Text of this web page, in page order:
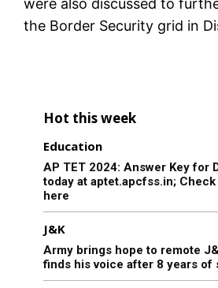
were also discussed to
the Border Security grid in
Hot this week
Education
AP TET 2024: Answer Key for
today at aptet.apcfss.in;
here
J&K
Army brings hope to remote
finds his voice after 8 years of